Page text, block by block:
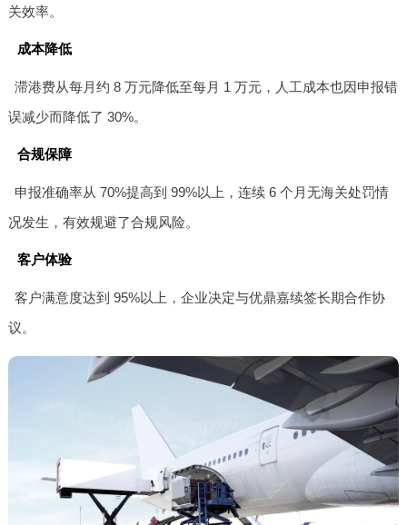
关效率。
成本降低
滞港费从每月约 8 万元降低至每月 1 万元，人工成本也因申报错
误减少而降低了 30%。
合规保障
申报准确率从 70%提高到 99%以上，连续 6 个月无海关处罚情
况发生，有效规避了合规风险。
客户体验
客户满意度达到 95%以上，企业决定与优鼎嘉续签长期合作协
议。